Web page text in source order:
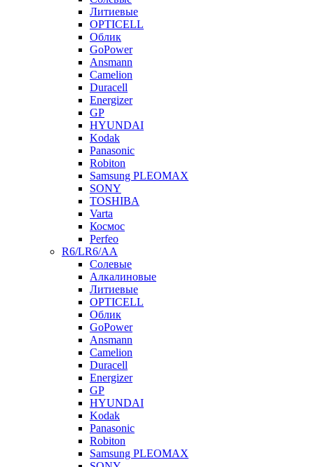
Литиевые
OPTICELL
Облик
GoPower
Ansmann
Camelion
Duracell
Energizer
GP
HYUNDAI
Kodak
Panasonic
Robiton
Samsung PLEOMAX
SONY
TOSHIBA
Varta
Космос
Perfeo
R6/LR6/AA
Солевые
Алкалиновые
Литиевые
OPTICELL
Облик
GoPower
Ansmann
Camelion
Duracell
Energizer
GP
HYUNDAI
Kodak
Panasonic
Robiton
Samsung PLEOMAX